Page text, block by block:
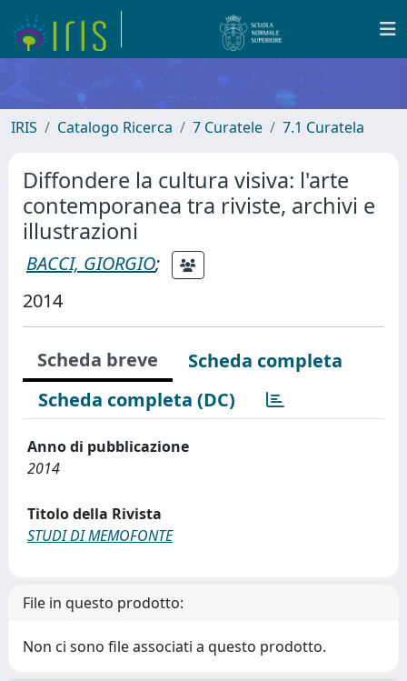
IRIS Catalogo Ricerca 7 Curatele 7.1 Curatela
Diffondere la cultura visiva: l'arte
contemporanea tra riviste, archivi e
illustrazioni
BACCI, GIORGIO;
2014
Scheda breve
Scheda completa
Scheda completa (DC)
Anno di pubblicazione
2014
Titolo della Rivista
STUDI DI MEMOFONTE
File in questo prodotto:
Non ci sono file associati a questo prodotto.